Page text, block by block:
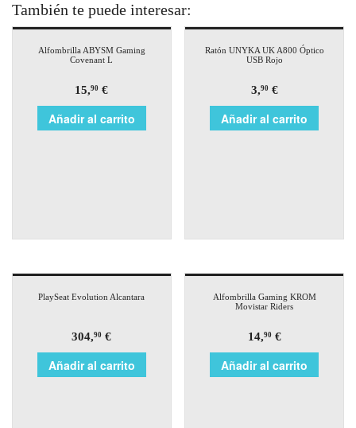
También te puede interesar:
Alfombrilla ABYSM Gaming
Covenant L
15,90 €
Añadir al carrito
Ratón UNYKA UK A800 Óptico
USB Rojo
3,90€
Añadir al carrito
PlaySeat Evolution Alcantara
304,90 €
Añadir al carrito
Alfombrilla Gaming KROM
Movistar Riders
14,90€
Añadir al carrito